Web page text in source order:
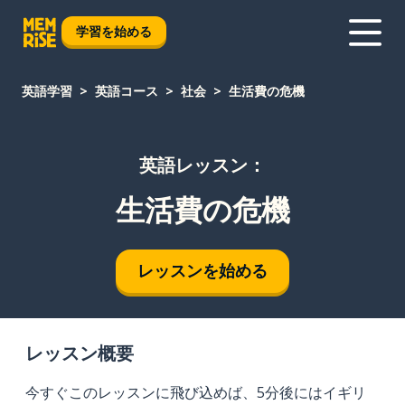
学習を始める
英語学習 英語コース 社会 生活費の危機
英語レッスン：
生活費の危機
レッスンを始める
レッスン概要
今すぐこのレッスンに飛び込めば、5分後にはイギリ